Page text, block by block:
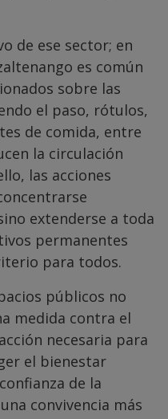
de ese sector; en
es común
sobre las
el paso, rótulos,
de comida, entre
la circulación
las acciones
extenderse a toda
permanentes
para todos.
públicos no
medida contra el
necesaria para
el bienestar
de la
convivencia más